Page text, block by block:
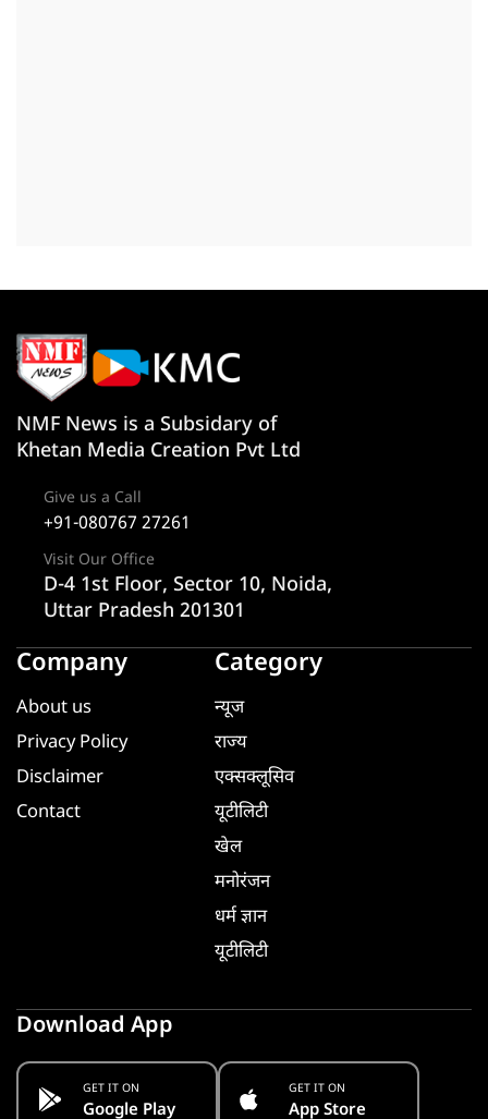
NMF News is a Subsidary of
Khetan Media Creation Pvt Ltd
Give us a Call
+91-080767 27261
Visit Our Office
D-4 1st Floor, Sector 10, Noida,
Uttar Pradesh 201301
Company
About us
Privacy Policy
Disclaimer
Contact
Category
न्यूज
राज्य
एक्सक्लूसिव
यूटीलिटी
खेल
मनोरंजन
धर्म ज्ञान
यूटीलिटी
Download App
GET IT ON
Google Play
GET IT ON
App Store